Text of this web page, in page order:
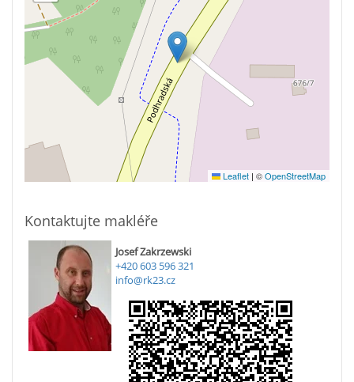
Leaflet | ©OpenStreetMap
Kontaktujte makléře
Josef Zakrzewski
+420 603 596 321
info@rk23.cz